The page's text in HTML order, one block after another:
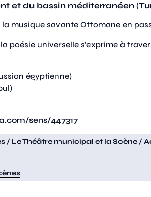
et du bassin méditerranéen
musique savante Ottomane en
poésie universelle s’exprime à
égyptienne)
sens/447317
/ Le Théâtre municipal et la Scène /